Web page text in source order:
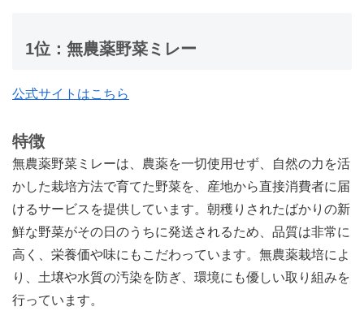
1位：無農薬野菜ミレー
公式サイトはこちら
特徴
無農薬野菜ミレーは、農薬を一切使用せず、自然の力を活
かした栽培方法で育てた野菜を、産地から直接消費者に届
けるサービスを提供しています。朝穫りされたばかりの新
鮮な野菜がその日のうちに発送されるため、品質は非常に
高く、栄養価や味にもこだわっています。無農薬栽培によ
り、土壌や水質の汚染を防ぎ、環境にも優しい取り組みを
行っています。